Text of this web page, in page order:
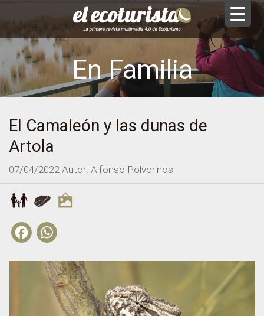
En Familia
El Camaleón y las dunas de
Artola
07/04/2022 Autor: Alfonso Polvorinos
Facebook